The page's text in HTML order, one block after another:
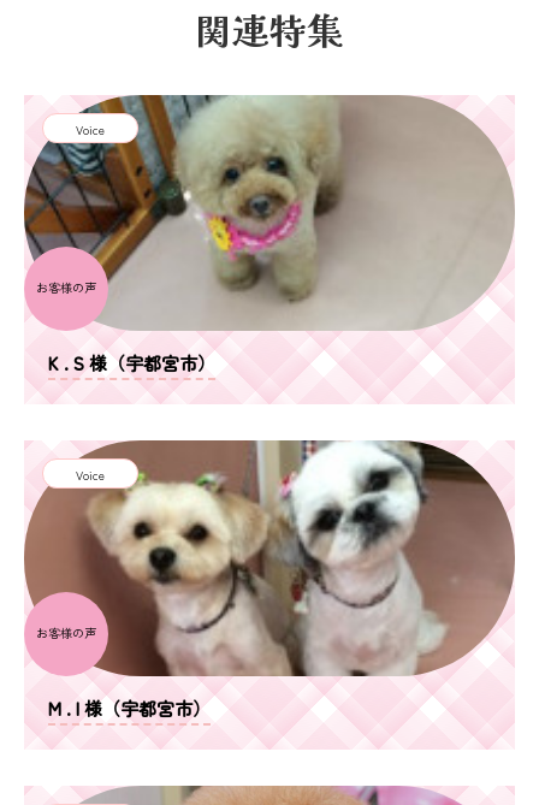
関連特集
Voice
お客様の声
K . S 様（宇都宮市）
Voice
お客様の声
M . I 様（宇都宮市）